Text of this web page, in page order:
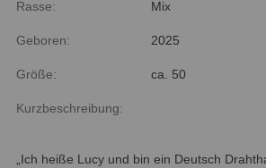
Rasse: Mix
Geboren: 2025
Größe: ca. 50
Kurzbeschreibung:
„Ich heiße Lucy und bin ein Deutsch